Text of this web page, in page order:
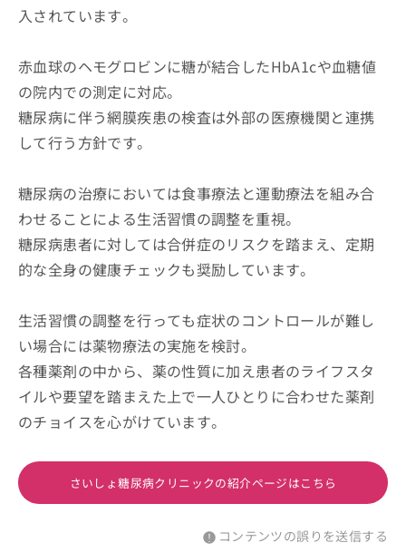
入されています。
赤血球のヘモグロビンに糖が結合したHbA1cや血糖値
の院内での測定に対応。
糖尿病に伴う網膜疾患の検査は外部の医療機関と連携
して行う方針です。
糖尿病の治療においては食事療法と運動療法を組み合
わせることによる生活習慣の調整を重視。
糖尿病患者に対しては合併症のリスクを踏まえ、定期
的な全身の健康チェックも奨励しています。
生活習慣の調整を行っても症状のコントロールが難し
い場合には薬物療法の実施を検討。
各種薬剤の中から、薬の性質に加え患者のライフスタ
イルや要望を踏まえた上で一人ひとりに合わせた薬剤
のチョイスを心がけています。
さいしょ糖尿病クリニックの紹介ページはこちら
コンテンツの誤りを送信する